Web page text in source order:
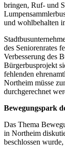
bringen, Ruf- und
und wohlbehalten
des Seniorenrates
Verbesserung des
Bürgerbusprojekt
fehlenden
Northeim müsse
durchgerechnet
Bewegungspark
Das Thema
in Northeim
beschlossen